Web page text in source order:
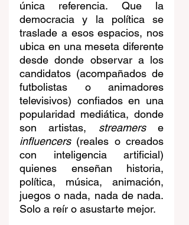
única referencia. Que la
democracia y la política se
traslade a esos espacios, nos
ubica en una meseta diferente
desde donde observar a los
candidatos (acompañados de
futbolistas o animadores
televisivos) confiados en una
popularidad mediática, donde
son artistas, streamers
influencers (reales o creados
con inteligencia artificial)
quienes enseñan historia,
política, música, animación,
juegos o nada, nada de nada.
Solo a reír o asustarte mejor.